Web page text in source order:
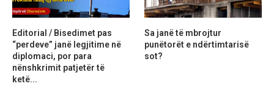
Editorial / Bisedimet pas
“perdeve” janë legjitime në
diplomaci, por para
nënshkrimit patjetër të
ketë...
Sa janë të mbrojtur
punëtorët e ndërtimtarisë
sot?